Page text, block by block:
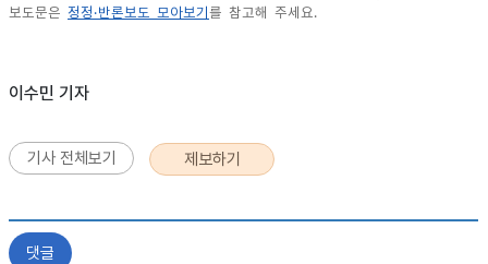
보도문은 정정·반론보도 모아보기를 참고해 주세요.
이수민 기자
기사 전체보기 제보하기
댓글